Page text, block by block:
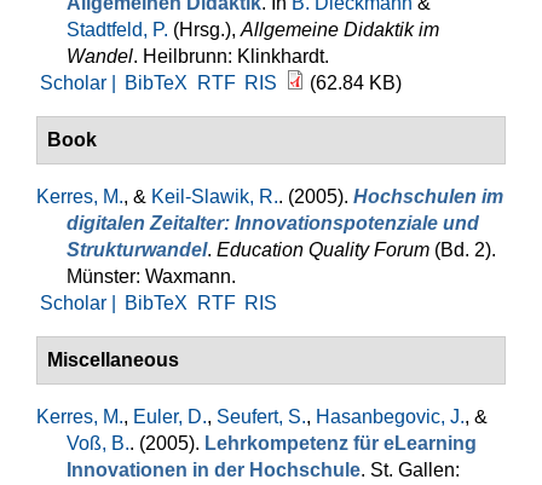
Stadtfeld, P. (Hrsg.), Allgemeine Didaktik im
Wandel. Heilbrunn: Klinkhardt.
Scholar |
BibTeX RTF RIS (62.84 KB)
Book
Kerres, M., & Keil-Slawik, R.. (2005). Hochschulen im
digitalen Zeitalter: Innovationspotenziale und
Strukturwandel. Education Quality Forum (Bd. 2).
Münster: Waxmann.
Scholar |
BibTeX RTF RIS
Miscellaneous
Kerres, M., Euler, D., Seufert, S., Hasanbegovic, J., &
Voß, B.. (2005). Lehrkompetenz für eLearning
Innovationen in der Hochschule. St. Gallen: